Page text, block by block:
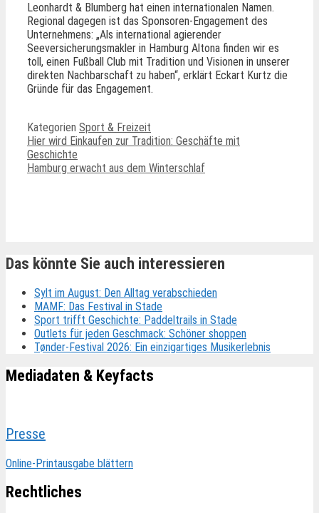
Leonhardt & Blumberg hat einen internationalen Namen.
Regional dagegen ist das Sponsoren-Engagement des
Unternehmens: „Als international agierender
Seeversicherungsmakler in Hamburg Altona finden wir es
toll, einen Fußball Club mit Tradition und Visionen in unserer
direkten Nachbarschaft zu haben“, erklärt Eckart Kurtz die
Gründe für das Engagement.
Kategorien Sport & Freizeit
Hier wird Einkaufen zur Tradition: Geschäfte mit
Geschichte
Hamburg erwacht aus dem Winterschlaf
Das könnte Sie auch interessieren
Sylt im August: Den Alltag verabschieden
MAMF: Das Festival in Stade
Sport trifft Geschichte: Paddeltrails in Stade
Outlets für jeden Geschmack: Schöner shoppen
Tønder-Festival 2026: Ein einzigartiges Musikerlebnis
Mediadaten & Keyfacts
Presse
Online-Printausgabe blättern
Rechtliches